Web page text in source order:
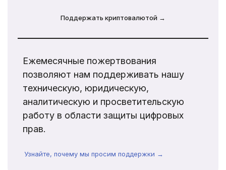
Поддержать криптовалютой →
Ежемесячные пожертвования
позволяют нам поддерживать нашу
техническую, юридическую,
аналитическую и просветительскую
работу в области защиты цифровых
прав.
Узнайте, почему мы просим поддержки →